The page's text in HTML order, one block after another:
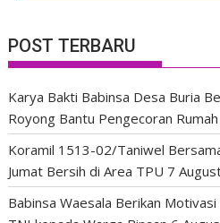
POST TERBARU
Karya Bakti Babinsa Desa Buria
Royong Bantu Pengecoran
Koramil 1513-02/Taniwel
Jumat Bersih di Area TPU 7
Babinsa Waesala Berikan